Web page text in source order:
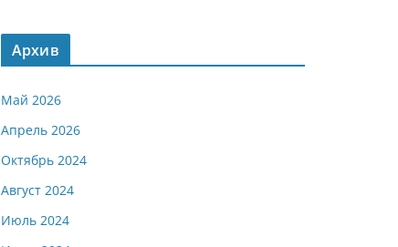
Архив
Май 2026
Апрель 2026
Октябрь 2024
Август 2024
Июль 2024